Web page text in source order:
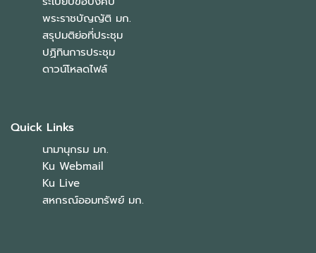
พระราชบัญญัติ มก.
สรุปมติย่อที่ประชุม
ปฏิทินการประชุม
ดาวน์โหลดไฟล์
Quick Links
นามานุกรม มก.
Ku Webmail
Ku Live
สหกรณ์ออมทรัพย์ มก.